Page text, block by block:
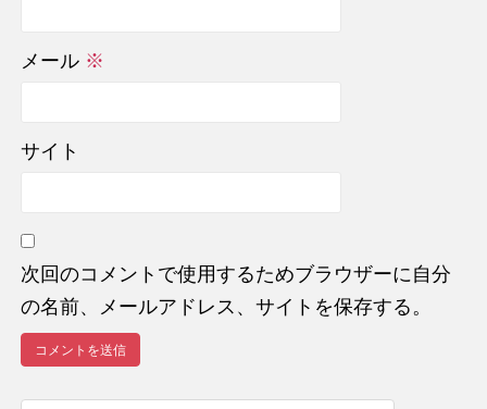
メール ※
サイト
次回のコメントで使用するためブラウザーに自分
の名前、メールアドレス、サイトを保存する。